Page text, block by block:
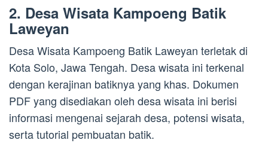
2. Desa Wisata Kampoeng Batik
Laweyan
Desa Wisata Kampoeng Batik Laweyan terletak di
Kota Solo, Jawa Tengah. Desa wisata ini terkenal
dengan kerajinan batiknya yang khas. Dokumen
PDF yang disediakan oleh desa wisata ini berisi
informasi mengenai sejarah desa, potensi wisata,
serta tutorial pembuatan batik.